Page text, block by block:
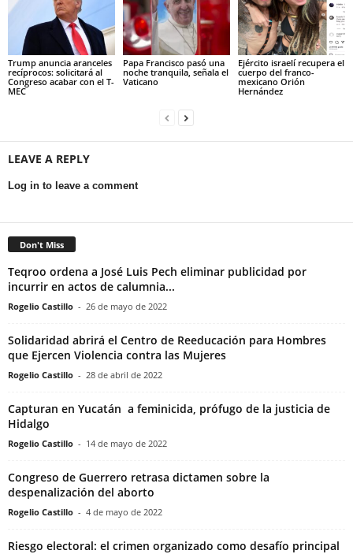
Trump anuncia aranceles
recíprocos: solicitará al
Congreso acabar con el T-
MEC
Papa Francisco pasó una
noche tranquila, señala el
Vaticano
Ejército israelí recupera el
cuerpo del franco-
mexicano Orión
Hernández
LEAVE A REPLY
Log in to leave a comment
Don't Miss
Teqroo ordena a José Luis Pech eliminar publicidad por
incurrir en actos de calumnia...
Rogelio Castillo - 26 de mayo de 2022
Solidaridad abrirá el Centro de Reeducación para Hombres
que Ejercen Violencia contra las Mujeres
Rogelio Castillo - 28 de abril de 2022
Capturan en Yucatán a feminicida, prófugo de la justicia de
Hidalgo
Rogelio Castillo - 14 de mayo de 2022
Congreso de Guerrero retrasa dictamen sobre la
despenalización del aborto
Rogelio Castillo - 4 de mayo de 2022
Riesgo electoral: el crimen organizado como desafío principal